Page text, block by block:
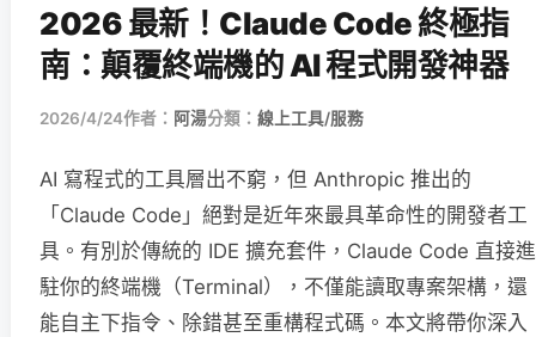
2026 最新！Claude Code 終極指
南：顛覆終端機的 AI 程式開發神器
2026/4/24作者： 阿湯分類： 線上工具/服務
AI 寫程式的工具層出不窮，但 Anthropic 推出的
「Claude Code」絕對是近年來最具革命性的開發者工
具。有別於傳統的 IDE 擴充套件，Claude Code 直接進
駐你的終端機（Terminal），不僅能讀取專案架構，還
能自主下指令、除錯甚至重構程式碼。本文將帶你深入